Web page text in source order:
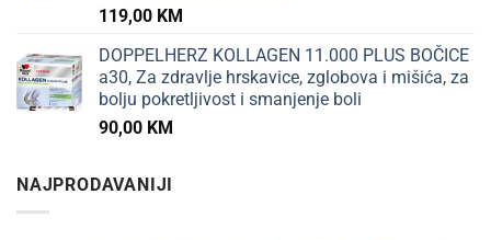
119,00 KM
DOPPELHERZ KOLLAGEN 11.000 PLUS BOČICE
a30, Za zdravlje hrskavice, zglobova i mišića, za
bolju pokretljivost i smanjenje boli
90,00 KM
NAJPRODAVANIJI